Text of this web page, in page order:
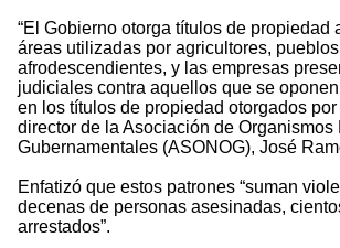
“El Gobierno otorga títulos de propiedad
áreas utilizadas por agricultores,
afrodescendientes, y las empresas
judiciales contra aquellos que se
en los títulos de propiedad otorgados por
director de la Asociación de Organismos
Gubernamentales (ASONOG), José
Enfatizó que estos patrones “suman
decenas de personas asesinadas,
arrestados”.